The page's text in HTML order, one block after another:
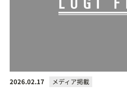
2026.02.17 メディア掲載